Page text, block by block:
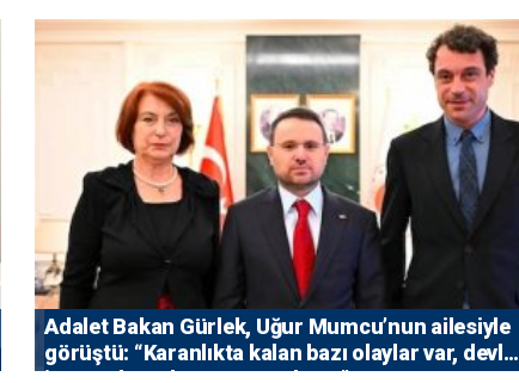
Adalet Bakan Gürlek, Uğur Mumcu’nun ailesiyle
görüştü: “Karanlıkta kalan bazı olaylar var, devlet